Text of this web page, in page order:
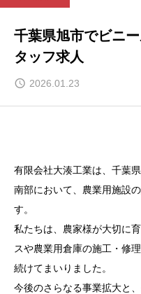
千葉県旭市でビニ
タッフ求人
2026.01.23
有限会社大湊工業は、千葉
南部において、農業用施設
す。
私たちは、農家様が大切に
スや農業用倉庫の施工・修
続けてまいりました。
今後のさらなる事業拡大と